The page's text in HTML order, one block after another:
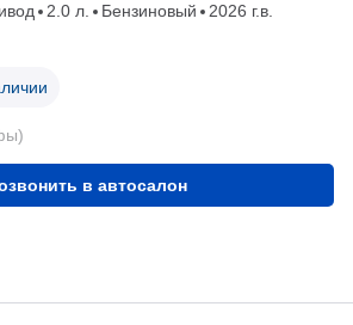
2.0 л. Бензиновый
2026 г.в.
в автосалон